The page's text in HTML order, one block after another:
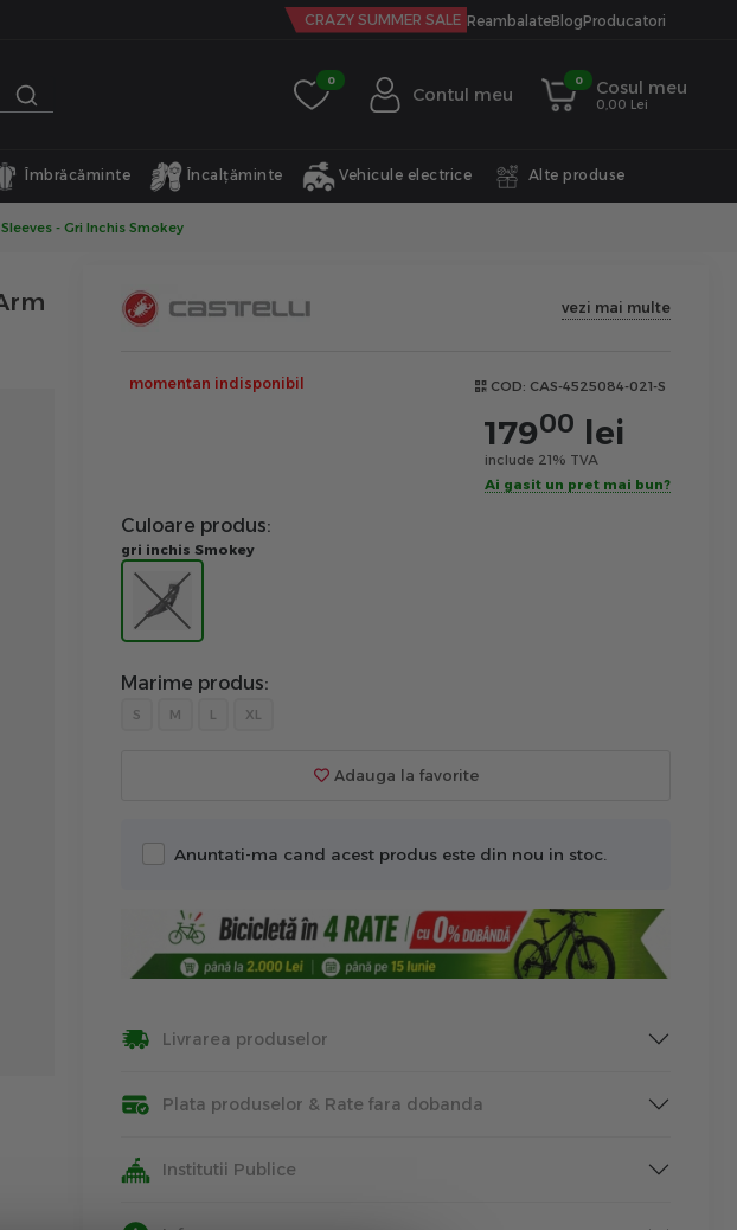
CRAZY SUMMER SALE ReambalateBlogProducatori
0
Contul meu
0 Cosul meu
0,00 Lei
Îmbrăcăminte Încalțăminte Vehicule electrice Alte produse
- Gri Inchis Smokey
vezi mai multe
momentan indisponibil COD: CAS-4525084-021-S
17900 lei
include 21% TVA
Ai gasit un pret mai bun?
Culoare produs:
gri inchis Smokey
Marime produs:
S M L XL
Adauga la favorite
Anuntati-ma cand acest produs este din nou in stoc.
Livrarea produselor
Plata produselor & Rate fara dobanda
Institutii Publice